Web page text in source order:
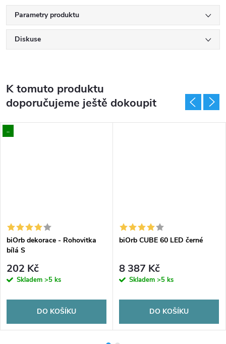
Parametry produktu
Diskuse
K tomuto produktu
doporučujeme ještě dokoupit
..
biOrb dekorace - Rohovitka
bílá S
202 Kč
Skladem >5 ks
DO KOŠÍKU
biOrb CUBE 60 LED černé
8 387 Kč
Skladem >5 ks
DO KOŠÍKU